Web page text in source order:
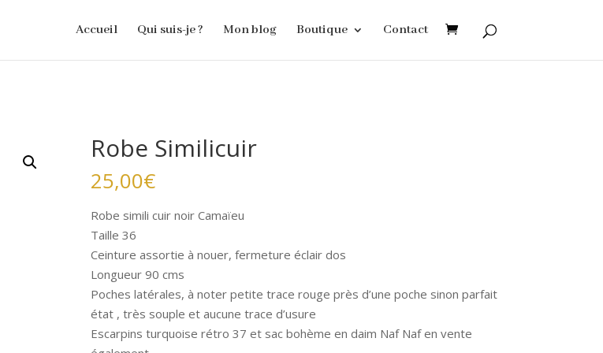
Accueil Qui suis-je ? Mon blog Boutique Contact
Robe Similicuir
25,00€
Robe simili cuir noir Camaïeu
Taille 36
Ceinture assortie à nouer, fermeture éclair dos
Longueur 90 cms
Poches latérales, à noter petite trace rouge près d’une poche sinon parfait
état , très souple et aucune trace d’usure
Escarpins turquoise rétro 37 et sac bohème en daim Naf Naf en vente